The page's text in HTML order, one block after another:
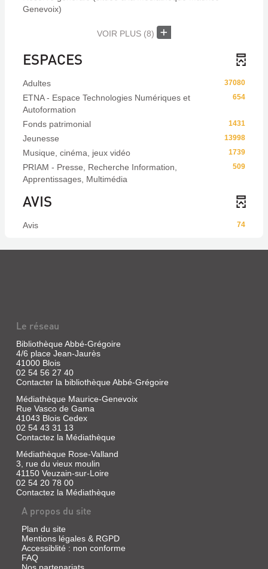
Genevoix)
VOIR PLUS (8)
ESPACES
37080
Adultes
654
ETNA - Espace Technologies Numériques et
Autoformation
1431
Fonds patrimonial
13998
Jeunesse
1739
Musique, cinéma, jeux vidéo
509
PRIAM - Presse, Recherche Information,
Apprentissages, Multimédia
AVIS
74
Avis
Le réseau
Bibliothèque Abbé-Grégoire
4/6 place Jean-Jaurès
41000 Blois
02 54 56 27 40
Contacter la bibliothèque Abbé-Grégoire
Médiathèque Maurice-Genevoix
Rue Vasco de Gama
41043 Blois Cedex
02 54 43 31 13
Contactez la Médiathèque
Médiathèque Rose-Valland
3, rue du vieux moulin
41150 Veuzain-sur-Loire
02 54 20 78 00
Contactez la Médiathèque
A propos du site
Plan du site
Mentions légales & RGPD
Accessiblité : non conforme
FAQ